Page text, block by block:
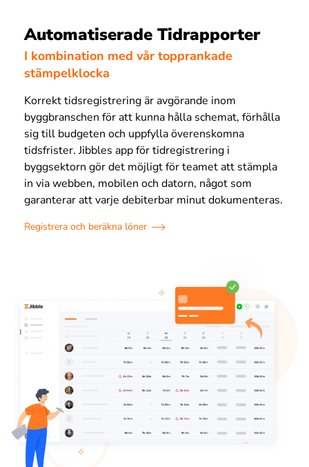
Automatiserade Tidrapporter
I kombination med vår topprankade
stämpelklocka
Korrekt tidsregistrering är avgörande inom
byggbranschen för att kunna hålla schemat, förhålla
sig till budgeten och uppfylla överenskomna
tidsfrister. Jibbles app för tidregistrering i
byggsektorn gör det möjligt för teamet att stämpla
in via webben, mobilen och datorn, något som
garanterar att varje debiterbar minut dokumenteras.
Registrera och beräkna löner